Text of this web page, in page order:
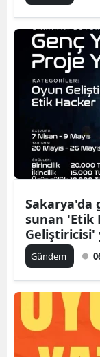
Sakarya'da
sunan 'Etik
Geliştiricisi'
Mayıs'a
Gündem